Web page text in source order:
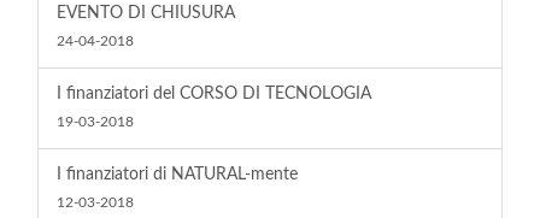
EVENTO DI CHIUSURA
24-04-2018
I finanziatori del CORSO DI TECNOLOGIA
19-03-2018
I finanziatori di NATURAL-mente
12-03-2018